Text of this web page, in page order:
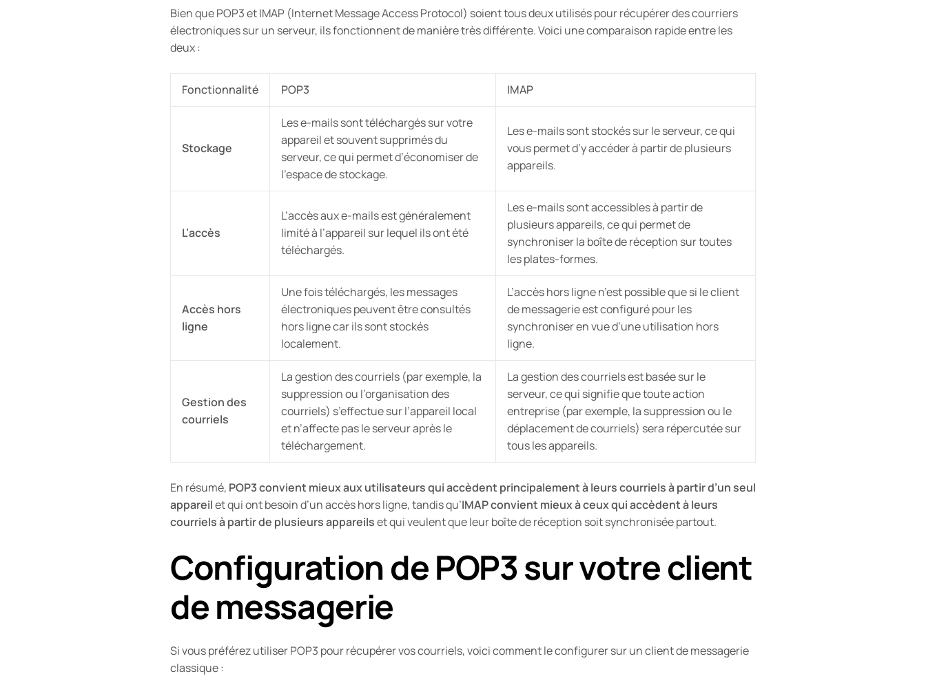
Bien que POP3 et IMAP (Internet Message Access Protocol) soient tous deux utilisés pour récupérer des courriers
électroniques sur un serveur, ils fonctionnent de manière très différente. Voici une comparaison rapide entre les
deux :
Fonctionnalité POP3 IMAP
Stockage
Les e-mails sont téléchargés sur votre
appareil et souvent supprimés du
serveur, ce qui permet d’économiser de
l’espace de stockage.
Les e-mails sont stockés sur le serveur, ce qui
vous permet d’y accéder à partir de plusieurs
appareils.
L’accès
L’accès aux e-mails est généralement
limité à l’appareil sur lequel ils ont été
téléchargés.
Les e-mails sont accessibles à partir de
plusieurs appareils, ce qui permet de
synchroniser la boîte de réception sur toutes
les plates-formes.
Accès hors
ligne
Une fois téléchargés, les messages
électroniques peuvent être consultés
hors ligne car ils sont stockés
localement.
L’accès hors ligne n’est possible que si le client
de messagerie est configuré pour les
synchroniser en vue d’une utilisation hors
ligne.
Gestion des
courriels
La gestion des courriels (par exemple, la
suppression ou l’organisation des
courriels) s’effectue sur l’appareil local
et n’affecte pas le serveur après le
téléchargement.
La gestion des courriels est basée sur le
serveur, ce qui signifie que toute action
entreprise (par exemple, la suppression ou le
déplacement de courriels) sera répercutée sur
tous les appareils.
En résumé, POP3 convient mieux aux utilisateurs qui accèdent principalement à leurs courriels à partir d’un seul
appareilet qui ont besoin d’un accès hors ligne, tandis qu’IMAP convient mieux à ceux qui accèdent à leurs
courriels à partir de plusieurs appareilset qui veulent que leur boîte de réception soit synchronisée partout.
Configuration de POP3 sur votre client
de messagerie
Si vous préférez utiliser POP3 pour récupérer vos courriels, voici comment le configurer sur un client de messagerie
classique :